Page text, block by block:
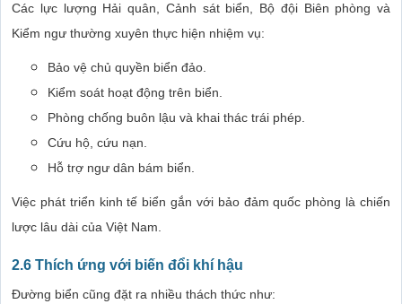
Các lực lượng Hải quân, Cảnh sát biển, Bộ đội Biên phòng và
Kiểm ngư thường xuyên thực hiện nhiệm vụ:
Bảo vệ chủ quyền biển đảo.
Kiểm soát hoạt động trên biển.
Phòng chống buôn lậu và khai thác trái phép.
Cứu hộ, cứu nạn.
Hỗ trợ ngư dân bám biển.
Việc phát triển kinh tế biển gắn với bảo đảm quốc phòng là chiến
lược lâu dài của Việt Nam.
2.6 Thích ứng với biến đổi khí hậu
Đường biển cũng đặt ra nhiều thách thức như: